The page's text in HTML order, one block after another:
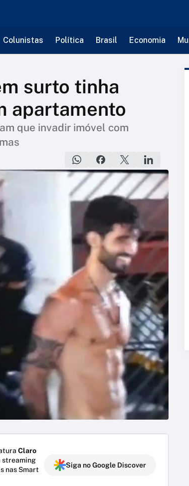
Colunistas Política Brasil Economia
surto tinha
apartamento
que invadir imóvel com
Claro
streaming
nas Smart
Siga no Google Discover